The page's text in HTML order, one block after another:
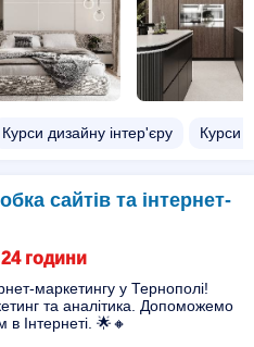
Курси дизайну інтер'єру Курси
сайтів та інтернет-
години
маркетингу у Тернополі!
та аналітика. Допоможемо
Інтернеті. 🌟🔸